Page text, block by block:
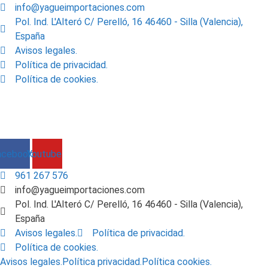
info@yagueimportaciones.com
Pol. Ind. L'Alteró C/ Perelló, 16 46460 - Silla (Valencia),
España
Avisos legales.
Política de privacidad.
Política de cookies.
Youtube
961 267 576
info@yagueimportaciones.com
Pol. Ind. L'Alteró C/ Perelló, 16 46460 - Silla (Valencia),
España
Avisos legales.
Política de privacidad.
Política de cookies.
Avisos legales. Política privacidad. Política cookies.